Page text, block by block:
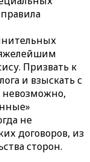
Призвать к
и взыскать с
невозможно,
не
договоров, из
сторон.